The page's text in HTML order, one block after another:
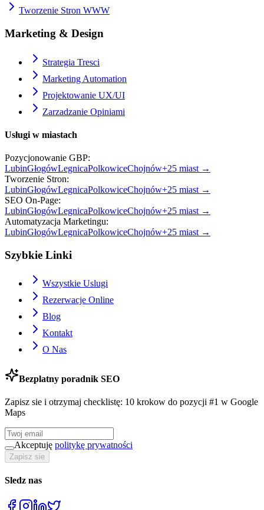
Tworzenie Stron WWW
Marketing & Design
Strategia Tresci
Marketing Automation
Projektowanie UX/UI
Zarzadzanie Opiniami
Usługi w miastach
Pozycjonowanie GBP:
LubinGłogówLegnicaPolkowiceChojnów+25 miast →
Tworzenie Stron:
LubinGłogówLegnicaPolkowiceChojnów+25 miast →
SEO On-Page:
LubinGłogówLegnicaPolkowiceChojnów+25 miast →
Automatyzacja Marketingu:
LubinGłogówLegnicaPolkowiceChojnów+25 miast →
Szybkie Linki
Wszystkie Uslugi
Rezerwacje Online
Blog
Kontakt
O Nas
Bezplatny poradnik SEO
Zapisz sie i otrzymaj checklistę: 10 krokow do pozycji #1 w Google
Maps
Akceptuję politykę prywatności
Zapisz sie
Sledz nas